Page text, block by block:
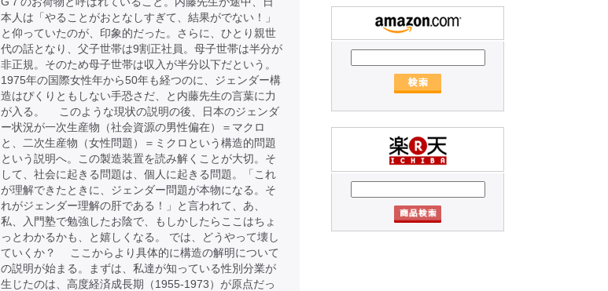
本人は「やることがおとなしすぎて、結果がでない！」
と仰っていたのが、印象的だった。さらに、ひとり親世
代の話となり、父子世帯は9割正社員。母子世帯は半分が
非正規。そのため母子世帯は収入が半分以下だという。
1975年の国際女性年から50年も経つのに、ジェンダー構
造はぴくりともしない手恐さだ、と内藤先生の言葉に力
が入る。 このような現状の説明の後、日本のジェンダ
ー状況が一次生産物（社会資源の男性偏在）＝マクロ
と、二次生産物（女性問題）＝ミクロという構造的問題
という説明へ。この製造装置を読み解くことが大切。そ
して、社会に起きる問題は、個人に起きる問題。「これ
が理解できたときに、ジェンダー問題が本物になる。そ
れがジェンダー理解の肝である！」と言われて、あ、
私、入門塾で勉強したお陰で、もしかしたらここはちょ
っとわかるかも、と嬉しくなる。 では、どうやって壊し
ていくか？ ここからより具体的に構造の解明について
の説明が始まる。まずは、私達が知っている性別分業が
生じたのは、高度経済成長期（1955-1973）が原点だっ